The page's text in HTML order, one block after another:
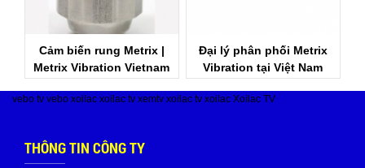
Cảm biến rung Metrix |
Metrix Vibration Vietnam
Đại lý phân phối Metrix
Vibration tại Việt Nam
vebo tv vebo xoilac xoilac tv xemtv xoilac tv xoilac Xoilac TV
THÔNG TIN CÔNG TY